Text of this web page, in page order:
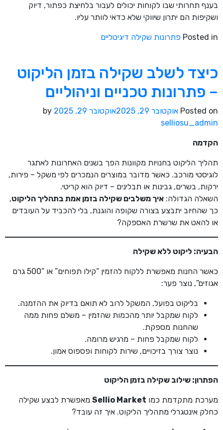
בענף תחרותי שבו לקוחות יכולים לעבור בלחיצת כפתור, דיוק
ושקיפות הם יתרון שיווקי שלא כדאי לוותר עליו.
Posted in פתרונות שקילה דיגיטליים
כיצד לשלב שקילה בזמן הליקוט
– פתרונות טכניים וניהוליים
Posted on אוקטובר 29, 2025 אוקטובר 29, 2025
selliosu_admin
הקדמה
תהליך הליקוט בחנויות מקוונות הפך בשנים האחרונות לאתגר
לוגיסטי מורכב. כאשר מדובר במוצרים הנמכרים לפי משקל – פירות,
ירקות, בשרים, גבינות או תבלינים – דיוק הוא קריטי.
השאלה הגדולה: איך משלבים שקילה בזמן אמת בתהליך הליקוט,
כך שהחיוב יתבצע בצורה שקופה והוגנת, בלי להכביד על העובדים
או להאט את שרשרת האספקה?
הבעיה: ליקוט ללא שקילה
כאשר החנות מאפשרת ללקוח להזמין “קילו תפוחים” או “500 גרם
אגוזים”, נוצר פער:
בליקוט בפועל, המשקל לרוב לא תואם בדיוק את ההזמנה.
לקוח שמקבל יותר מהכמות שהזמין – משלם פחות ממה
שהחנות מספקת.
לקוח שמקבל פחות – מרגיש מרומה.
נוצר צורך בזיכויים, שירות לקוחות ופספוס אמון.
הפתרון: שילוב שקילה בזמן הליקוט
מערכת מתקדמת כמו Sellio Market מאפשרת לבצע שקילה
כחלק אינטגרלי מתהליך הליקוט. איך זה עובד?